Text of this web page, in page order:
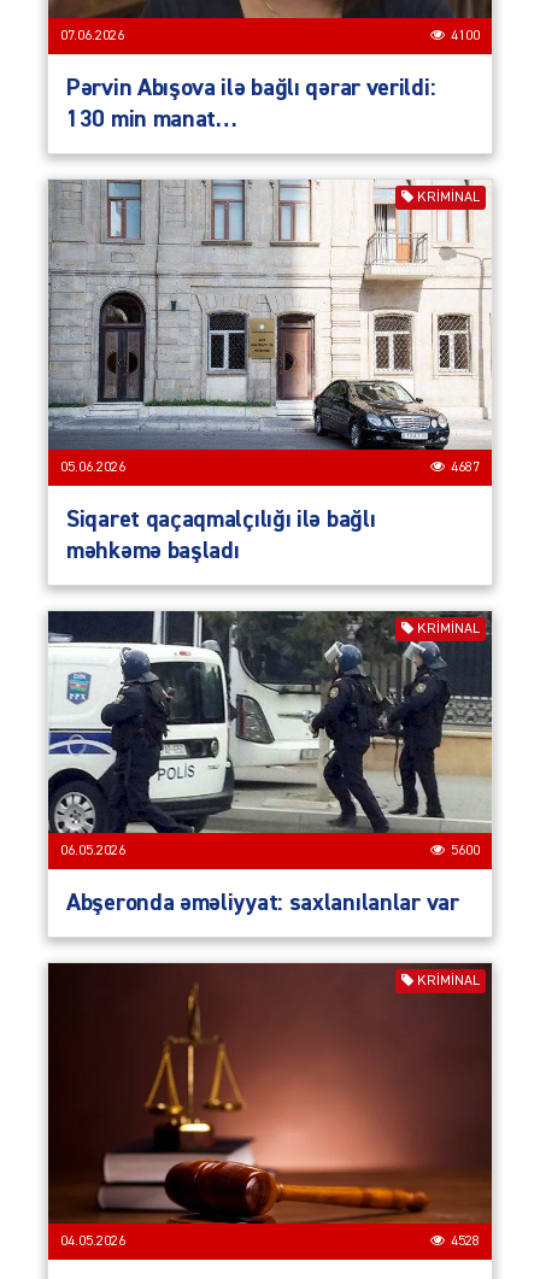
07.06.2026 4100
Pərvin Abışova ilə bağlı qərar verildi:
130 min manat…
KRIMINAL
05.06.2026 4687
Siqaret qaçaqmalçılığı ilə bağlı
məhkəmə başladı
KRIMINAL
06.05.2026 5600
Abşeronda əməliyyat: saxlanılanlar var
KRIMINAL
04.05.2026 4528